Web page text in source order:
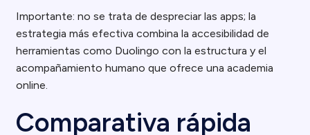
Importante: no se trata de despreciar las apps; la
estrategia más efectiva combina la accesibilidad de
herramientas como Duolingo con la estructura y el
acompañamiento humano que ofrece una academia
online.
Comparativa rápida